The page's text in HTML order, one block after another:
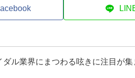
ル業界にまつわる呟きに注目が集